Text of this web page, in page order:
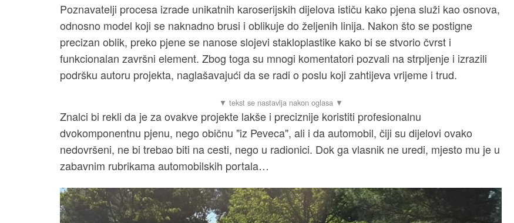
Poznavatelji procesa izrade unikatnih karoserijskih dijelova ističu kako pjena služi kao osnova,
odnosno model koji se naknadno brusi i oblikuje do željenih linija. Nakon što se postigne
precizan oblik, preko pjene se nanose slojevi stakloplastike kako bi se stvorio čvrst i
funkcionalan završni element. Zbog toga su mnogi komentatori pozvali na strpljenje i izrazili
podršku autoru projekta, naglašavajući da se radi o poslu koji zahtijeva vrijeme i trud.
Znalci bi rekli da je za ovakve projekte lakše i preciznije koristiti profesionalnu
dvokomponentnu pjenu, nego običnu "iz Peveca", ali i da automobil, čiji su dijelovi ovako
nedovršeni, ne bi trebao biti na cesti, nego u radionici. Dok ga vlasnik ne uredi, mjesto mu je u
zabavnim rubrikama automobilskih portala…